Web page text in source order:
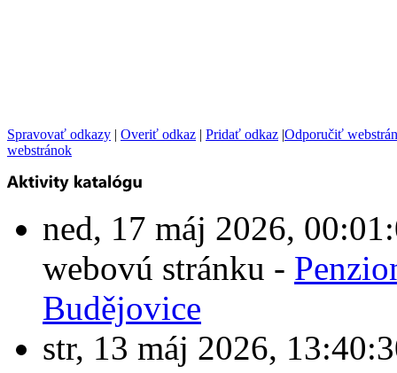
Spravovať odkazy | Overiť odkaz | Pridať odkaz |Odporučiť
webstránok
ned, 17 máj 2026,
webovú stránku -
Budějovice
str, 13 máj 2026,